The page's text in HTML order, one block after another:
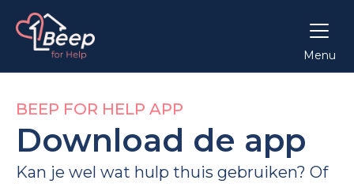
Menu
BEEP FOR HELP APP
Download de app
Kan je wel wat hulp thuis gebruiken? Of